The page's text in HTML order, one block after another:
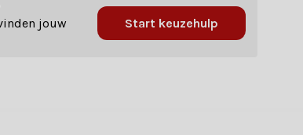
jouw
Start keuzehulp